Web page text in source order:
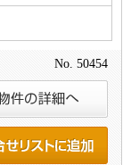
No. 50454